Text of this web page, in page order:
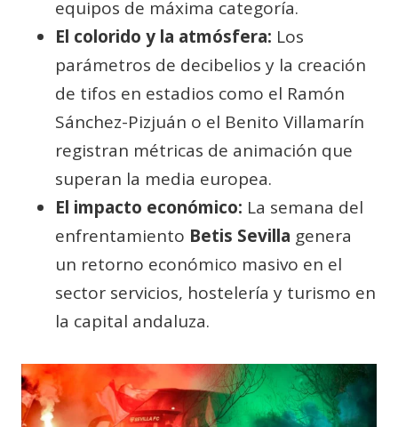
equipos de máxima categoría.
El colorido y la atmósfera: Los
parámetros de decibelios y la creación
de tifos en estadios como el Ramón
Sánchez-Pizjuán o el Benito Villamarín
registran métricas de animación que
superan la media europea.
El impacto económico: La semana del
enfrentamiento Betis Sevilla genera
un retorno económico masivo en el
sector servicios, hostelería y turismo en
la capital andaluza.